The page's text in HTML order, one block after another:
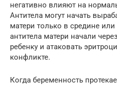
негативно влияют на
Антитела могут начать
матери только в средине
антитела матери начали
ребенку и атаковать
конфликте.
Когда беременность